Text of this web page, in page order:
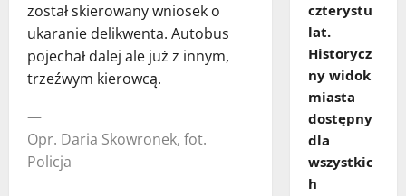
został skierowany wniosek o
ukaranie delikwenta. Autobus
pojechał dalej ale już z innym,
trzeźwym kierowcą.
—
Opr. Daria Skowronek, fot.
Policja
czterystu
lat.
Historycz
ny widok
miasta
dostępny
dla
wszystkic
h